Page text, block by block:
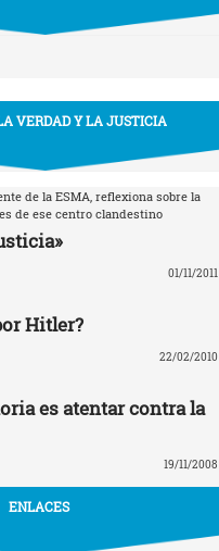
VERDAD Y LA JUSTICIA
de la ESMA, reflexiona sobre la
de ese centro clandestino
01/11/2011
Hitler?
22/02/2010
es atentar contra la
19/11/2008
ENLACES